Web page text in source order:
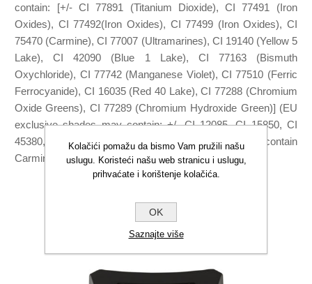
contain: [+/- CI 77891 (Titanium Dioxide), CI 77491 (Iron
Oxides), CI 77492(Iron Oxides), CI 77499 (Iron Oxides), CI
75470 (Carmine), CI 77007 (Ultramarines), CI 19140 (Yellow 5
Lake), CI 42090 (Blue 1 Lake), CI 77163 (Bismuth
Oxychloride), CI 77742 (Manganese Violet), CI 77510 (Ferric
Ferrocyanide), CI 16035 (Red 40 Lake), CI 77288 (Chromium
Oxide Greens), CI 77289 (Chromium Hydroxide Green)] (EU
exclusive shades may contain: +/- CI 12085, CI 15850, CI
45380, CI 15985, CI 73015, CI 45410, CI 77266) May contain
Carmine as a color additive.
POVEZANI PROIZVODI
Kolačići pomažu da bismo Vam pružili našu
uslugu. Koristeći našu web stranicu i uslugu,
prihvaćate i korištenje kolačića.
OK
Saznajte više